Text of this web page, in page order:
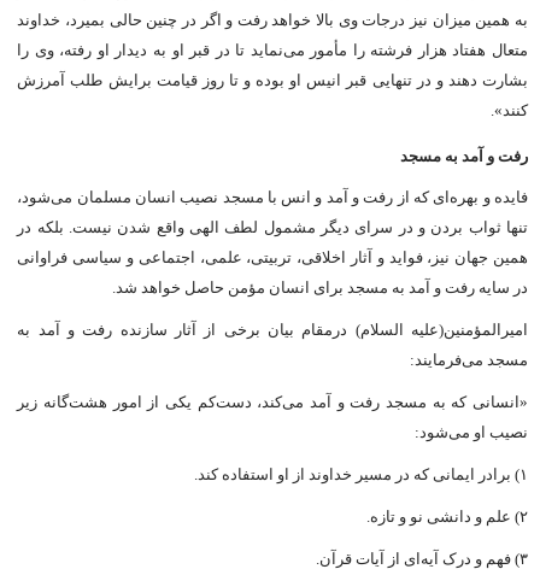
به همین میزان نیز درجات وى بالا خواهد رفت و اگر در چنین حالى بمیرد، خداوند
متعال هفتاد هزار فرشته را مأمور می‌نماید تا در قبر او به دیدار او رفته، وى را
بشارت دهند و در تنهایی قبر انیس او بوده و تا روز قیامت برایش طلب آمرزش
کنند».
رفت و آمد به مسجد
فایده و بهره‌اى که از رفت و آمد و انس با مسجد نصیب انسان مسلمان می‌شود،
تنها ثواب بردن و در سراى دیگر مشمول لطف الهى واقع شدن نیست. بلکه در
همین جهان نیز، فواید و آثار اخلاقی، تربیتی، علمی، اجتماعى و سیاسى فراوانى
در سایه رفت و آمد به مسجد براى انسان مؤمن حاصل خواهد شد.
امیرالمؤمنین(علیه السلام) درمقام بیان برخى از آثار سازنده رفت و آمد به
مسجد می‌فرمایند:
«انسانی که به مسجد رفت و آمد می‌کند، دست‌کم یکى از امور هشت‌گانه زیر
نصیب او می‌شود:
۱) برادر ایمانى که در مسیر خداوند از او استفاده کند.
۲) علم و دانشى نو و تازه.
۳) فهم و درک آیه‌اى از آیات قرآن.